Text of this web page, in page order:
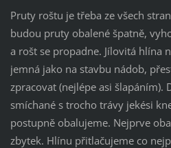
Pruty roštu je třeba ze všech
budou pruty obalené špatně,
a rošt se propadne. Jílovitá hlína
jemná jako na stavbu nádob,
zpracovat (nejlépe asi šlapáním).
smíchané s trocho trávy jekési
postupně obalujeme. Nejprve
zbytek. Hlínu přitlačujeme co